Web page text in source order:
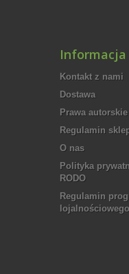
Informacja
Kontakt z nami
Dostawa
Prawa autorskie
Regulamin
O nas
Polityka
RODO
Regulamin
lojalnościowego